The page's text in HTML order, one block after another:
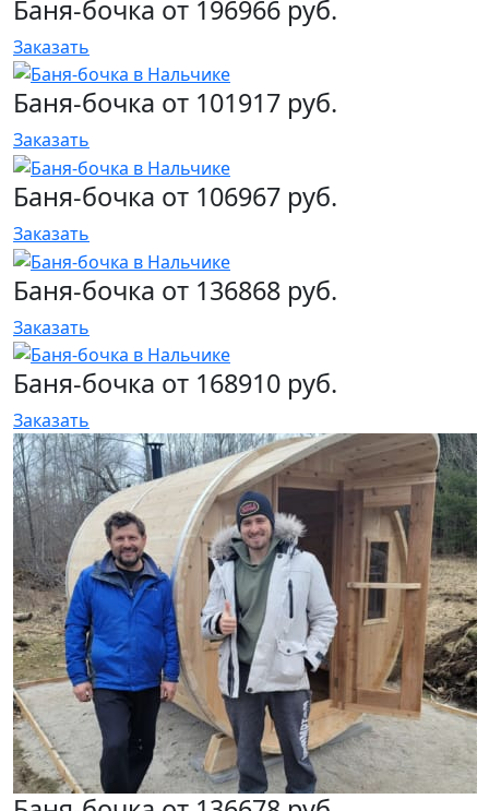
Баня-бочка от 196966 руб.
Заказать
Баня-бочка от 101917 руб.
Заказать
Баня-бочка от 106967 руб.
Заказать
Баня-бочка от 136868 руб.
Заказать
Баня-бочка от 168910 руб.
Заказать